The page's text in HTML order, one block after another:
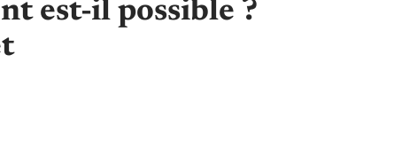
est-il possible ?